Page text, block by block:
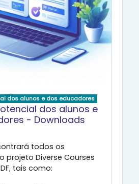
dos alunos e dos educadores
dos alunos e
- Downloads
todos os
projeto Diverse Courses
tais como: